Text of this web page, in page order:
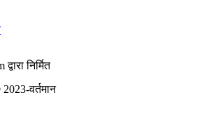
निर्मित
वर्तमान